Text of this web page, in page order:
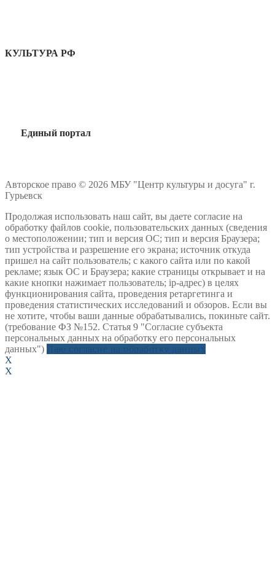
КУЛЬТУРА РФ
Единый портал
Авторское право © 2026 МБУ "Центр культуры и досуга" г.
Гурьевск
Продолжая использовать наш сайт, вы даете согласие на
обработку файлов cookie, пользовательских данных (сведения
о местоположении; тип и версия ОС; тип и версия Браузера;
тип устройства и разрешение его экрана; источник откуда
пришел на сайт пользователь; с какого сайта или по какой
рекламе; язык ОС и Браузера; какие страницы открывает и на
какие кнопки нажимает пользователь; ip-адрес) в целях
функционирования сайта, проведения ретаргетинга и
проведения статистических исследований и обзоров. Если вы
не хотите, чтобы ваши данные обрабатывались, покиньте сайт.
(требование ФЗ №152. Статья 9 "Согласие субъекта
персональных данных на обработку его персональных
данных")
X
X